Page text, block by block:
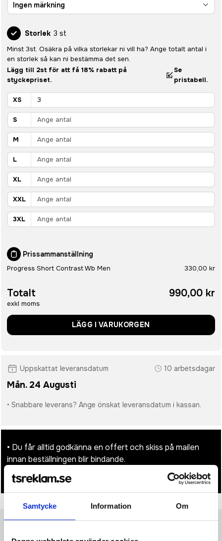
Samtycke Information Om
Ingen märkning
Storlek 3 st
Minst 3st. Osäkra på vilka storlekar ni vill ha? Ange totalt antal i
en storlek så kan ni bestämma det sen.
Lägg till 2st för att få 18% rabatt på
styckepriset.
Se
pristabell.
XS
S
M
L
XL
XXL
3XL
Prissammanställning
Progress Short Contrast Wb Men 330,00 kr
Totalt
exkl moms
990,00 kr
LÄGG I VARUKORGEN
Uppskattat leveransdatum 10 arbetsdagar
Mån. 24 Augusti
• Snabbare leverans? Ange önskat leveransdatum i kassan.
• Du får alltid godkänna en offert och skiss på mailen
innan beställningen blir bindande.
• Tryckfil/er logo laddas upp i kassan.